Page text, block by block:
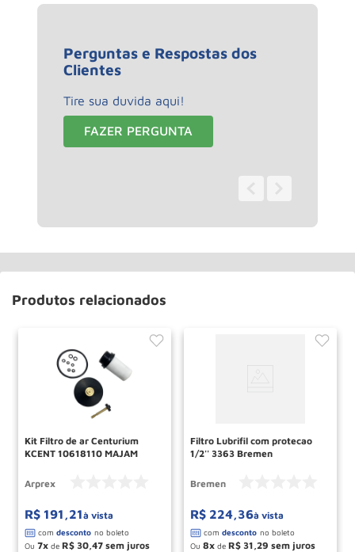
Perguntas e Respostas dos
Clientes
Tire sua duvida aqui!
FAZER PERGUNTA
Produtos relacionados
Kit Filtro de ar Centurium
KCENT 10618110 MAJAM
Arprex
R$ 191 ,21à vista
Ou 7 de R$ 30 47
Filtro Lubrifil com protecao
1/2'' 3363 Bremen
Bremen
R$ 224,36à vista
Ou 8 de R$ 31 29